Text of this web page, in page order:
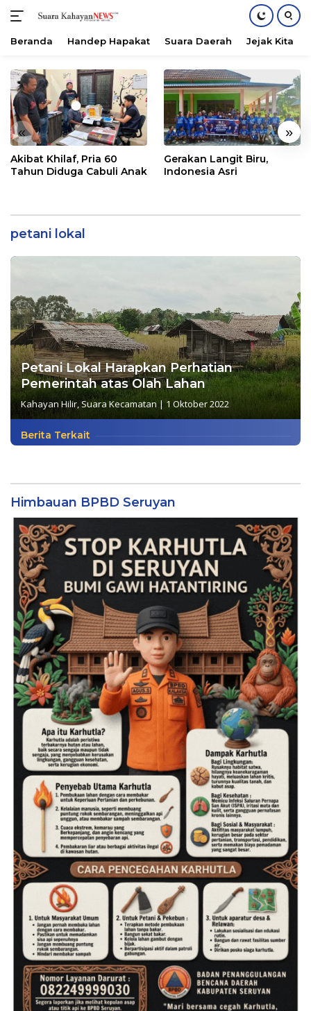
konten
Beranda Handep Hapakat Suara Daerah Jejak Kita
« »
Akibat Khilaf, Pria 60
Tahun Diduga Cabuli Anak
Gerakan Langit Biru,
Indonesia Asri
petani lokal
Petani Lokal Harapkan Perhatian
Pemerintah atas Olah Lahan
Kahayan Hilir,Suara Kecamatan|1 Oktober 2022
Berita Terkait
Himbauan BPBD Seruyan